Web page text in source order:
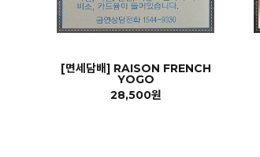
[면세담배] RAISON FRENCH
YOGO
28,500원